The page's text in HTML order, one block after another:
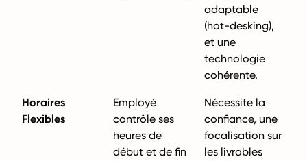
adaptable
(hot-desking),
et une
technologie
cohérente.
Horaires
Flexibles
Employé
contrôle ses
heures de
début et de fin
Nécessite la
confiance, une
focalisation sur
les livrables